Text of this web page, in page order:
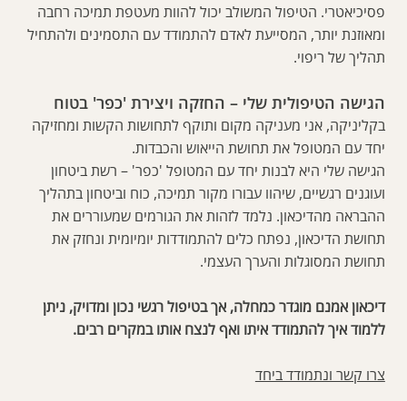
פסיכיאטרי. הטיפול המשולב יכול להוות מעטפת תמיכה רחבה
ומאוזנת יותר, המסייעת לאדם להתמודד עם התסמינים ולהתחיל
תהליך של ריפוי.
הגישה הטיפולית שלי – החזקה ויצירת 'כפר' בטוח
בקליניקה, אני מעניקה מקום ותוקף לתחושות הקשות ומחזיקה
יחד עם המטופל את תחושת הייאוש והכבדות.
הגישה שלי היא לבנות יחד עם המטופל 'כפר' – רשת ביטחון
ועוגנים רגשיים, שיהוו עבורו מקור תמיכה, כוח וביטחון בתהליך
ההבראה מהדיכאון. נלמד לזהות את הגורמים שמעוררים את
תחושת הדיכאון, נפתח כלים להתמודדות יומיומית ונחזק את
תחושת המסוגלות והערך העצמי.
דיכאון אמנם מוגדר כמחלה, אך בטיפול רגשי נכון ומדויק, ניתן
ללמוד איך להתמודד איתו ואף לנצח אותו במקרים רבים.
צרו קשר ונתמודד ביחד